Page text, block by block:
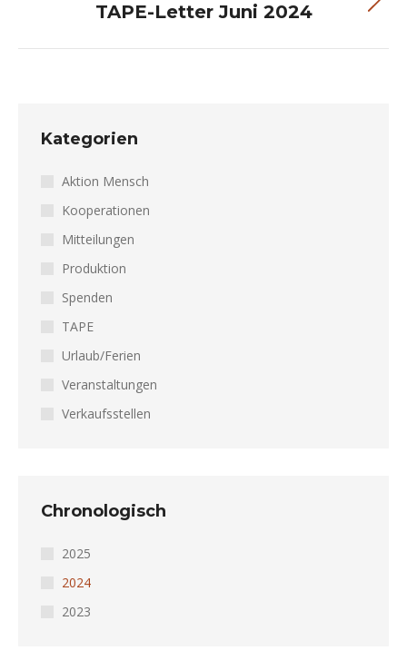
Nächster
TAPE-Letter Juni 2024
Kategorien
Aktion Mensch
Kooperationen
Mitteilungen
Produktion
Spenden
TAPE
Urlaub/Ferien
Veranstaltungen
Verkaufsstellen
Chronologisch
2025
2024
2023